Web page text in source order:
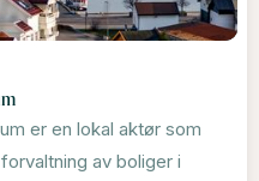
er en lokal aktør som
av boliger i